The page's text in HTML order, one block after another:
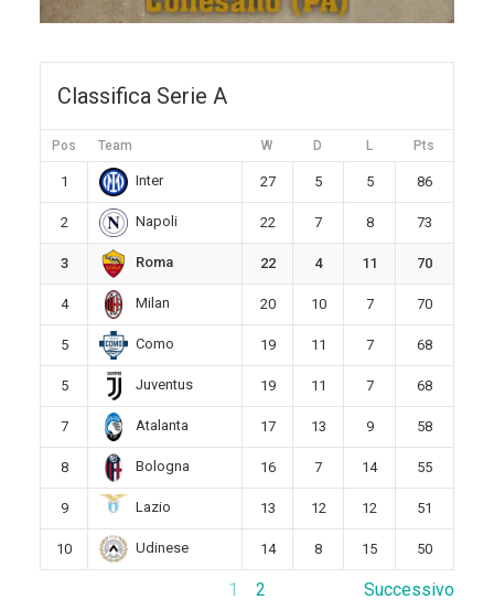
Classifica Serie A
Pos Team W D L Pts
1 Inter 27 5 5 86
2 Napoli 22 7 8 73
3 Roma 22 4 11 70
4 Milan 20 10 7 70
5 Como 19 11 7 68
5 Juventus 19 11 7 68
7 Atalanta 17 13 9 58
8 Bologna 16 7 14 55
9 Lazio 13 12 12 51
10 Udinese 14 8 15 50
1 2 Successivo